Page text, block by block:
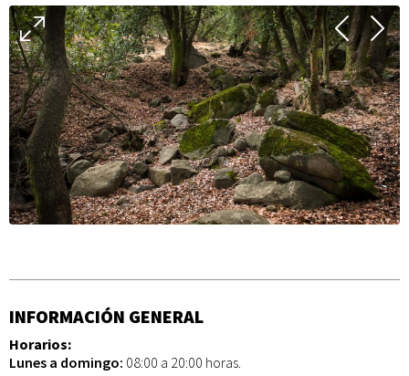
INFORMACIÓN GENERAL
Horarios:
Lunes a domingo: 08:00 a 20:00 horas.